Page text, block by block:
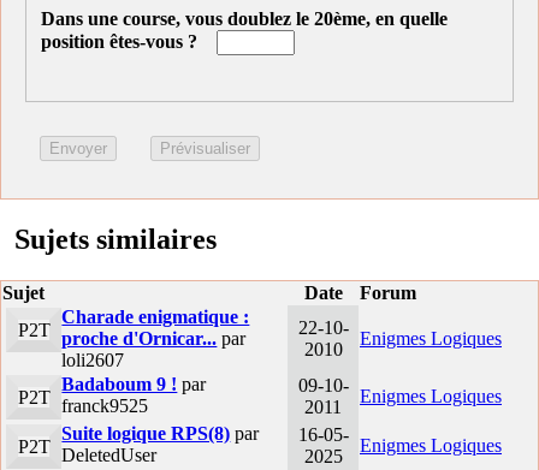
Dans une course, vous doublez le 20ème, en quelle
position êtes-vous ?
Sujets similaires
Sujet Date
Forum
P2T
Charade enigmatique :
proche d'Ornicar... par
loli2607
22-10-
2010
Enigmes Logiques
P2T
Badaboum 9 ! par
franck9525
09-10-
2011
Enigmes Logiques
P2T
Suite logique RPS(8) par
DeletedUser
16-05-
2025
Enigmes Logiques